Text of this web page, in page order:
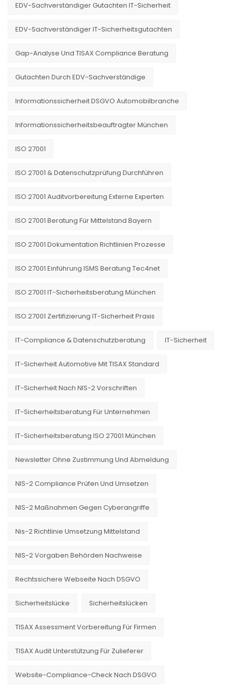
EDV-Sachverständiger Gutachten IT-Sicherheit
EDV-Sachverständiger IT-Sicherheitsgutachten
Gap-Analyse Und TISAX Compliance Beratung
Gutachten Durch EDV-Sachverständige
Informationssicherheit DSGVO Automobilbranche
Informationssicherheitsbeauftragter München
ISO 27001
ISO 27001 & Datenschutzprüfung Durchführen
ISO 27001 Auditvorbereitung Externe Experten
ISO 27001 Beratung Für Mittelstand Bayern
ISO 27001 Dokumentation Richtlinien Prozesse
ISO 27001 Einführung ISMS Beratung Tec4net
ISO 27001 IT-Sicherheitsberatung München
ISO 27001 Zertifizierung IT-Sicherheit Praxis
IT-Compliance & Datenschutzberatung IT-Sicherheit
IT-Sicherheit Automotive Mit TISAX Standard
IT-Sicherheit Nach NIS-2 Vorschriften
IT-Sicherheitsberatung Für Unternehmen
IT-Sicherheitsberatung ISO 27001 München
Newsletter Ohne Zustimmung Und Abmeldung
NIS-2 Compliance Prüfen Und Umsetzen
NIS-2 Maßnahmen Gegen Cyberangriffe
Nis-2 Richtlinie Umsetzung Mittelstand
NIS-2 Vorgaben Behörden Nachweise
Rechtssichere Webseite Nach DSGVO
Sicherheitslücke Sicherheitslücken
TISAX Assessment Vorbereitung Für Firmen
TISAX Audit Unterstützung Für Zulieferer
Website-Compliance-Check Nach DSGVO